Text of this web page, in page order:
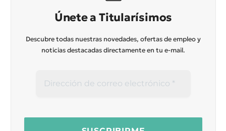
Únete a Titularísimos
Descubre todas nuestras novedades, ofertas de empleo y
noticias destacadas directamente en tu e-mail.